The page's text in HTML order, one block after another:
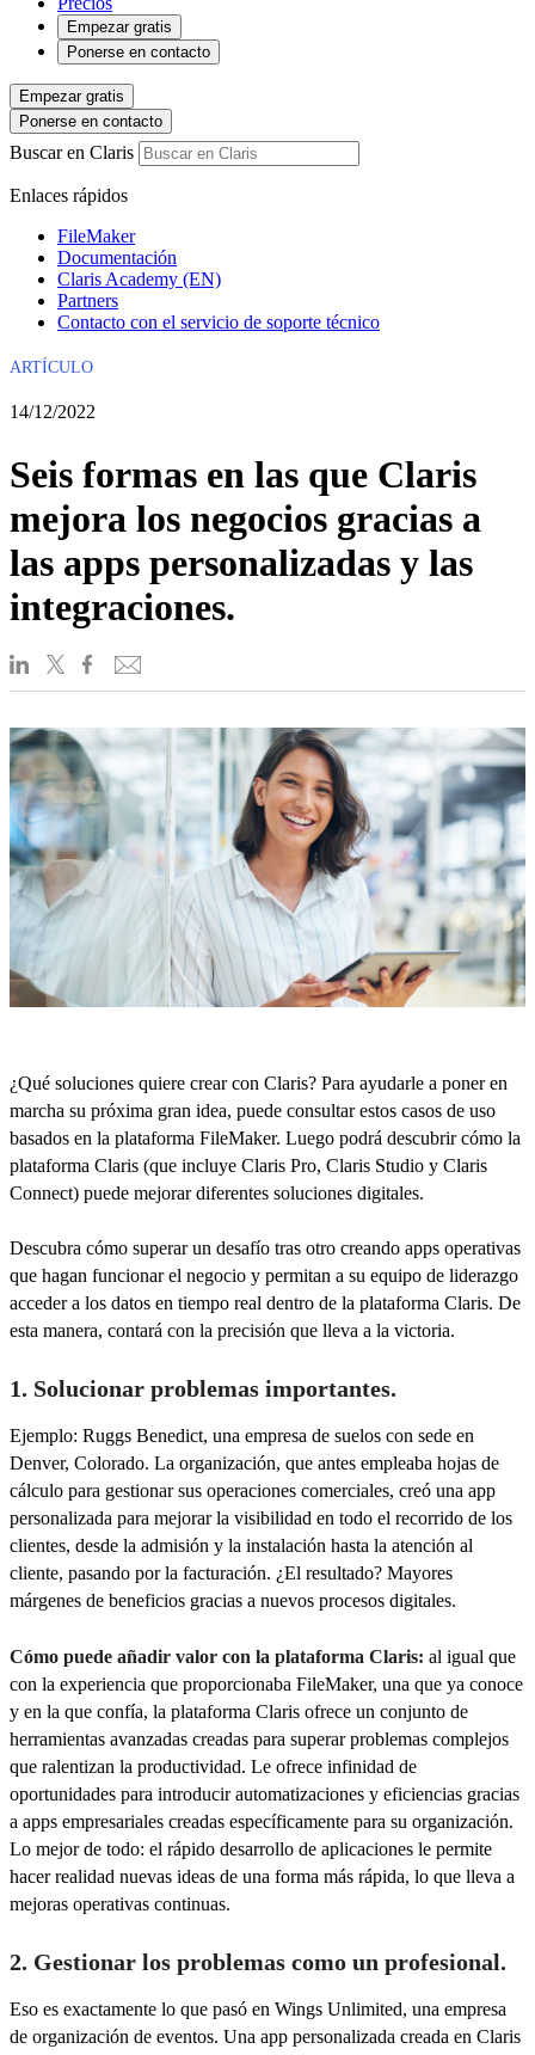
Empezar gratis
Ponerse en contacto
Empezar gratis
Ponerse en contacto
Buscar en Claris
Enlaces rápidos
FileMaker
Documentación
Claris Academy (EN)
Partners
Contacto con el servicio de soporte técnico
ARTÍCULO
14/12/2022
Seis formas en las que Claris
mejora los negocios gracias a
las apps personalizadas y las
integraciones.
¿Qué soluciones quiere crear con Claris? Para ayudarle a poner en
marcha su próxima gran idea, puede consultar estos casos de uso
basados en la plataforma FileMaker. Luego podrá descubrir cómo la
plataforma Claris (que incluye Claris Pro, Claris Studio y Claris
Connect) puede mejorar diferentes soluciones digitales.
Descubra cómo superar un desafío tras otro creando apps operativas
que hagan funcionar el negocio y permitan a su equipo de liderazgo
acceder a los datos en tiempo real dentro de la plataforma Claris. De
esta manera, contará con la precisión que lleva a la victoria.
1. Solucionar problemas importantes.
Ejemplo: Ruggs Benedict, una empresa de suelos con sede en
Denver, Colorado. La organización, que antes empleaba hojas de
cálculo para gestionar sus operaciones comerciales, creó una app
personalizada para mejorar la visibilidad en todo el recorrido de los
clientes, desde la admisión y la instalación hasta la atención al
cliente, pasando por la facturación. ¿El resultado? Mayores
márgenes de beneficios gracias a nuevos procesos digitales.
Cómo puede añadir valor con la plataforma Claris: al igual que
con la experiencia que proporcionaba FileMaker, una que ya conoce
y en la que confía, la plataforma Claris ofrece un conjunto de
herramientas avanzadas creadas para superar problemas complejos
que ralentizan la productividad. Le ofrece infinidad de
oportunidades para introducir automatizaciones y eficiencias gracias
a apps empresariales creadas específicamente para su organización.
Lo mejor de todo: el rápido desarrollo de aplicaciones le permite
hacer realidad nuevas ideas de una forma más rápida, lo que lleva a
mejoras operativas continuas.
2. Gestionar los problemas como un profesional.
Eso es exactamente lo que pasó en Wings Unlimited, una empresa
de organización de eventos. Una app personalizada creada en Claris